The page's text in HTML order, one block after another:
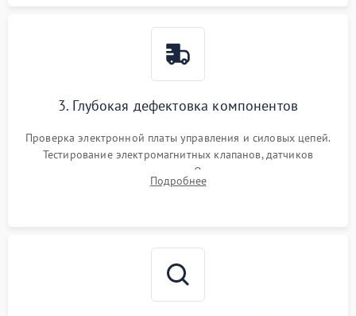
3. Глубокая дефектовка компонентов
Проверка электронной платы управления и силовых цепей.
Тестирование электромагнитных клапанов, датчиков
температуры и расходомера. Оценка степени износа
жерновов кофемолки, уплотнительных колец гидросистемы
Подробнее